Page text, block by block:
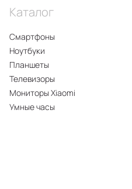
Каталог
Смартфоны
Ноутбуки
Планшеты
Телевизоры
Мониторы Xiaomi
Умные часы